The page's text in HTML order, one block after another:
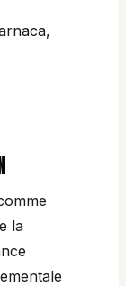
la